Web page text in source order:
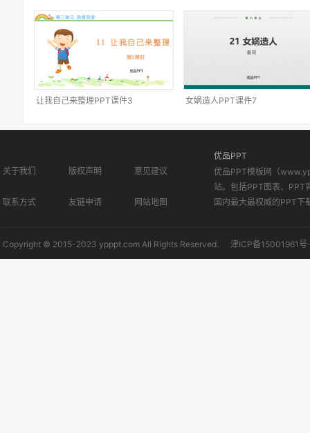
让我自己来整理PPT课件3 女娲造人PPT课件7
关于我们 版权声明 意见建议
联系方式 友链申请 网站地图
优品PPT
优品PPT模板网（
站。包括PPT图表、PPT
国内最大最权威的PPT下
Copyright © 2015-2023 ypppt.com All Rights Reserved. 津ICP备15001961号